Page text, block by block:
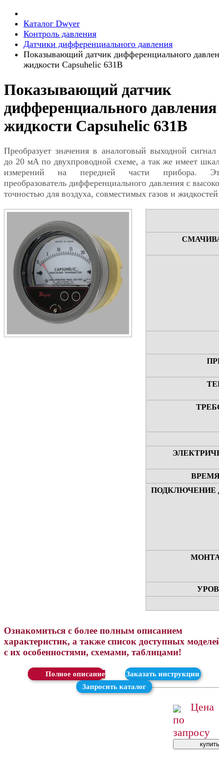
Каталог Dwyer
Контроль давления
Датчики дифференциального давления
Показывающий датчик дифференциального
жидкости Capsuhelic 631B
Показывающий датчик
дифференциального давления
жидкости Capsuhelic 631B
Преобразует значения в аналоговый выходной
до 20 мА по двухпроводной схеме, а так же имеет
измерений на передней части прибора.
преобразователь дифференциального давления с
точностью для воздуха, совместимых газов и
ПОДКЛЮЧЕНИЕ
Ознакомиться с более полным описанием
характеристик, а также список доступных
с их особенностями, схемами, таблицами!
Скачать
Заказать инструкции
Запросить каталог
Цена
по
запросу